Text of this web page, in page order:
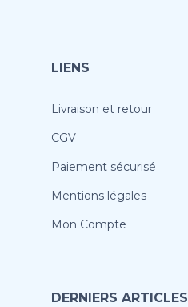
LIENS
Livraison et retour
CGV
Paiement sécurisé
Mentions légales
Mon Compte
DERNIERS ARTICLES